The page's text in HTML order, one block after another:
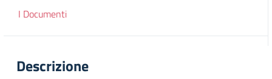
I Documenti
Descrizione